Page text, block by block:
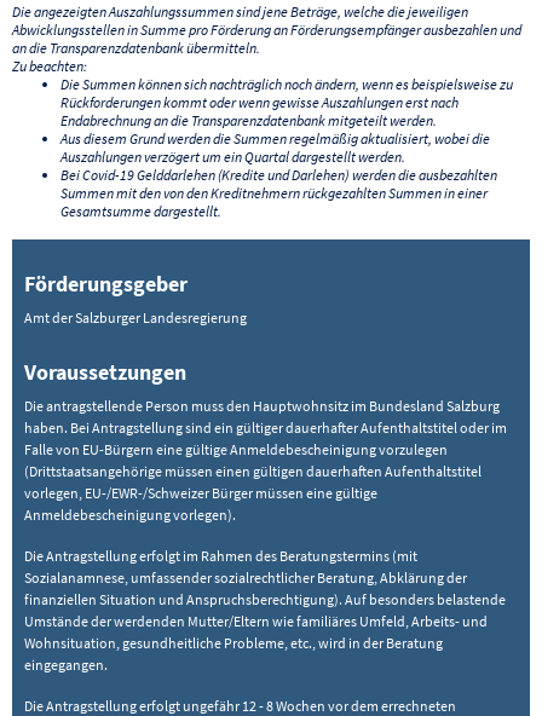
Die angezeigten Auszahlungssummen sind jene Beträge, welche die jeweiligen
Abwicklungsstellen in Summe pro Förderung an Förderungsempfänger ausbezahlen und
an die Transparenzdatenbank übermitteln.
Zu beachten:
Die Summen können sich nachträglich noch ändern, wenn es beispielsweise zu
Rückforderungen kommt oder wenn gewisse Auszahlungen erst nach
Endabrechnung an die Transparenzdatenbank mitgeteilt werden.
Aus diesem Grund werden die Summen regelmäßig aktualisiert, wobei die
Auszahlungen verzögert um ein Quartal dargestellt werden.
Bei Covid-19 Gelddarlehen (Kredite und Darlehen) werden die ausbezahlten
Summen mit den von den Kreditnehmern rückgezahlten Summen in einer
Gesamtsumme dargestellt.
Förderungsgeber
Amt der Salzburger Landesregierung
Voraussetzungen
Die antragstellende Person muss den Hauptwohnsitz im Bundesland Salzburg
haben. Bei Antragstellung sind ein gültiger dauerhafter Aufenthaltstitel oder im
Falle von EU-Bürgern eine gültige Anmeldebescheinigung vorzulegen
(Drittstaatsangehörige müssen einen gültigen dauerhaften Aufenthaltstitel
vorlegen, EU-/EWR-/Schweizer Bürger müssen eine gültige
Anmeldebescheinigung vorlegen).
Die Antragstellung erfolgt im Rahmen des Beratungstermins (mit
Sozialanamnese, umfassender sozialrechtlicher Beratung, Abklärung der
finanziellen Situation und Anspruchsberechtigung). Auf besonders belastende
Umstände der werdenden Mutter/Eltern wie familiäres Umfeld, Arbeits- und
Wohnsituation, gesundheitliche Probleme, etc., wird in der Beratung
eingegangen.
Die Antragstellung erfolgt ungefähr 12 - 8 Wochen vor dem errechneten